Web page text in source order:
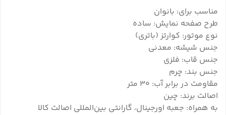
مناسب برای: بانوان
طرح صفحه نمایش: ساده
نوع موتور: کوارتز (باتری)
جنس شیشه: معدنی
جنس قاب: فلزی
جنس بند: چرم
مقاومت در برابر آب: 30 متر
اصالت برند: چین
به همراه: جعبه اورجینال، گارانتی بین‌المللی اصالت کالا